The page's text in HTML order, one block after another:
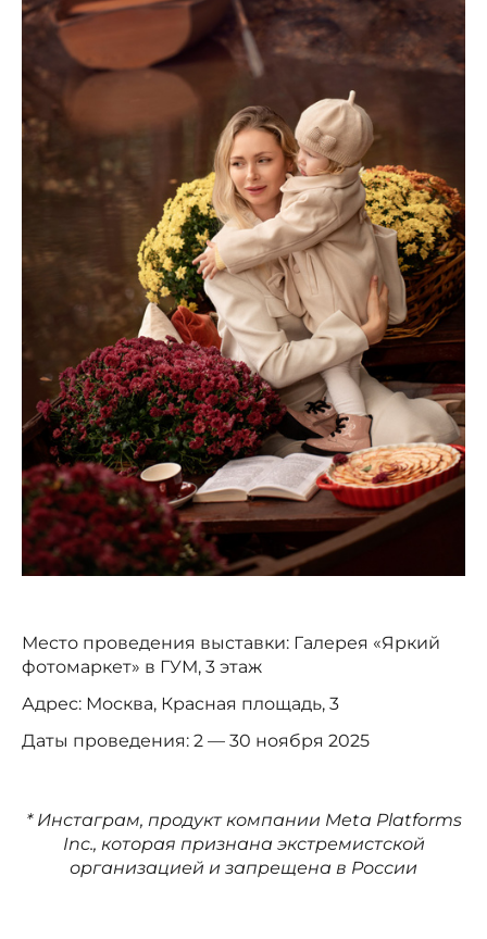
Место проведения выставки: Галерея «Яркий
фотомаркет» в ГУМ, 3 этаж
Адрес: Москва, Красная площадь, 3
Даты проведения: 2 — 30 ноября 2025
* Инстаграм, продукт компании Meta Platforms
Inc., которая признана экстремистской
организацией и запрещена в России